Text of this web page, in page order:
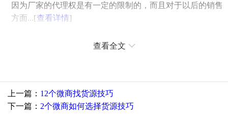
因为厂家的代理权是有一定的限制的，而且对于以后的销售
方面...[查看详情]
做服装微商代理货源怎么找?经验技巧
其实，据我了解服装微商代理的商品来源有很多，自已可以
直接去服装市场找，如果有介绍的朋友要做服装微商的，那
查看全文
上一篇： 12个微商找货源技巧
下一篇： 2个微商如何选择货源技巧